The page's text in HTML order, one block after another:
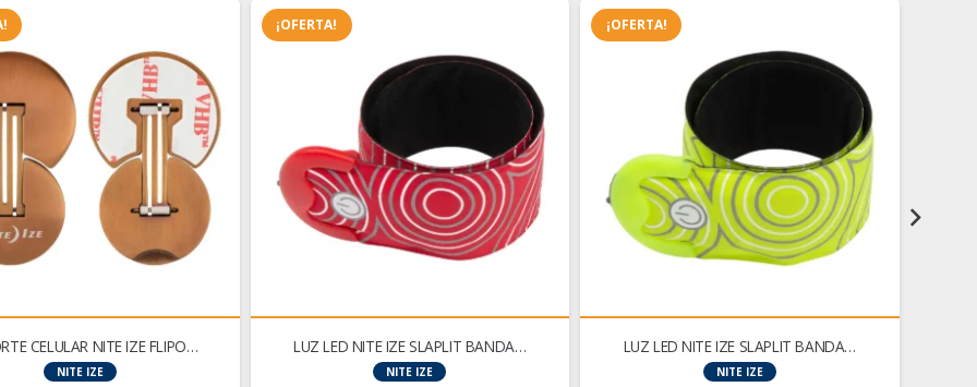
CELULAR NITE IZE FLIPO…
NITE IZE
¡OFERTA!
LUZ LED NITE IZE SLAPLIT BANDA…
NITE IZE
¡OFERTA!
LUZ LED NITE IZE SLAPLIT BANDA…
NITE IZE